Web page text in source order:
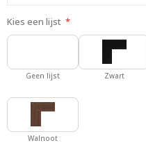
Kies een lijst
Geen lijst Zwart
Walnoot